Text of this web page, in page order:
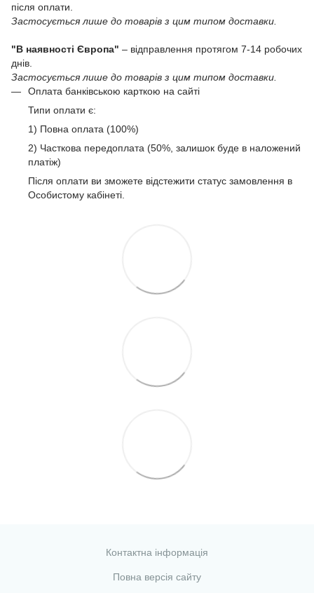
після оплати.
Застосується лише до товарів з цим типом доставки.
"В наявності Європа" – відправлення протягом 7-14 робочих
днів.
Застосується лише до товарів з цим типом доставки.
Оплата банківською карткою на сайті
Типи оплати є:
1) Повна оплата (100%)
2) Часткова передоплата (50%, залишок буде в наложений
платіж)
Після оплати ви зможете відстежити статус замовлення в
Особистому кабінеті.
Контактна інформація
Повна версія сайту